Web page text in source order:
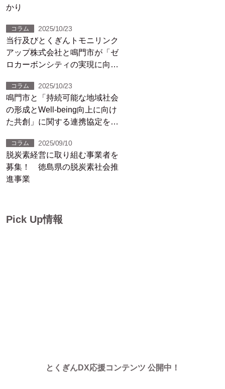
かり
コラム 2025/10/23
当行及びとくぎんトモニリンク
アップ株式会社と鳴門市が「ゼ
ロカーボンシティの実現に向け
コラム 2025/10/23
鳴門市と「持続可能な地域社会
の形成とWell-being向上に向け
た共創」に関する連携協定を締
コラム 2025/09/10
脱炭素経営に取り組む事業者を
募集！ 徳島県の脱炭素社会推
進事業
Pick Up情報
とくぎんDX応援コンテンツ 公開中！